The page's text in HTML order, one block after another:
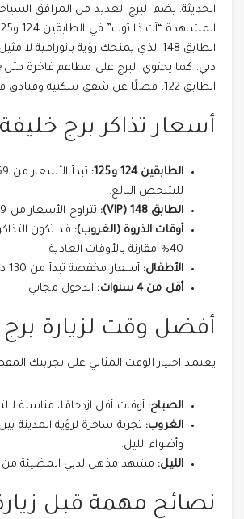
الحديثة. يضم البرج العديد من المرافق
الطابق 148 الذي يمنحك رؤية بانورامية
دبي. كما يحتوي البرج على مطاعم فاخرة مثل
الطابق 122، فضلًا عن شقق سكنية وفنادق فاخرة.
أسعار تذاكر برج خليفة 2025
الطابقين 124 و125:
للشخص البالغ.
الطابق 148 (VIP):
تتراوح الأسعار من 399 درهم إماراتي.
أوقات الذروة (الغروب):
40% مقارنة بالأوقات العادية.
الأطفال: أسعار مخفضة تبدأ من 130 درهم إماراتي.
أقل من 4 سنوات:
الدخول مجاني.
أفضل وقت لزيارة برج
يعتمد اختيار الوقت المثالي على تجربتك
الصباح: أوقات أقل ازدحامًا، مناسبة
الغروب: تجربة ساحرة لرؤية المدينة
وأضواء الليل.
الليل: مشهد مذهل لدبي المضيئة من
نصائح مهمة قبل